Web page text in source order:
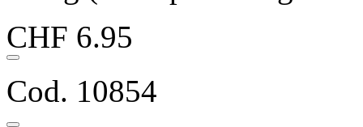
CHF 6.95
Cod. 10854